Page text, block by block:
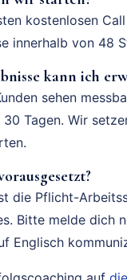
kostenlosen
innerhalb von 48
kann ich
sehen
Tagen. Wir
die Pflicht-
Bitte melde dich
Englisch